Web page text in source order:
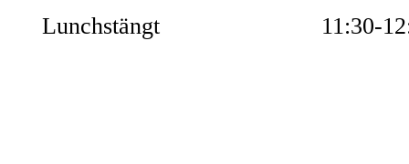
Lunchstängt 11:30-